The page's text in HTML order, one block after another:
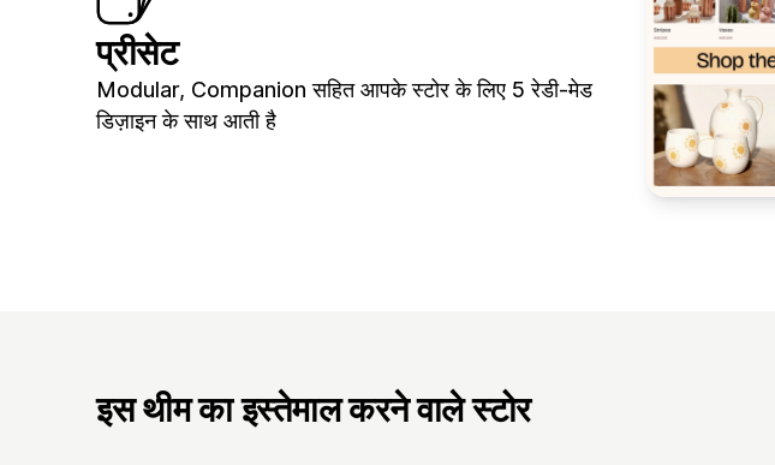
प्रीसेट
Modular, Companion सहित आपके स्टोर के लिए 5 रेडी-मेड
डिज़ाइन के साथ आती है
इस थीम का इस्तेमाल करने वाले स्टोर